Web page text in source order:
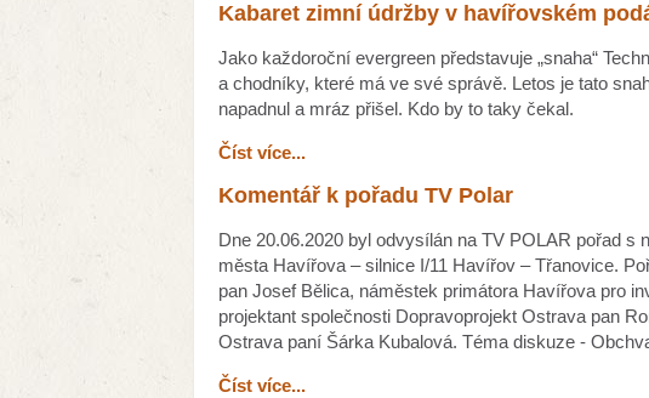
Kabaret zimní údržby v havířovském
Jako každoroční evergreen představuje „snaha“
a chodníky, které má ve své správě. Letos je tato
napadnul a mráz přišel. Kdo by to taky čekal.
Číst více...
Komentář k pořadu TV Polar
Dne 20.06.2020 byl odvysílán na TV POLAR pořad s
města Havířova – silnice I/11 Havířov – Třanovice.
pan Josef Bělica, náměstek primátora Havířova pro
projektant společnosti Dopravoprojekt Ostrava pan
Ostrava paní Šárka Kubalová. Téma diskuze -
Číst více...